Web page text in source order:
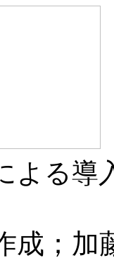
よる導
成；